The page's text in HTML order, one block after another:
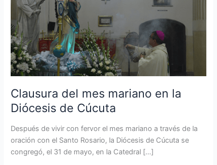
Clausura del mes mariano en la
Diócesis de Cúcuta
Después de vivir con fervor el mes mariano a través de la
oración con el Santo Rosario, la Diócesis de Cúcuta se
congregó, el 31 de mayo, en la Catedral […]
mariano
en
la
Diócesis
de
Cúcuta